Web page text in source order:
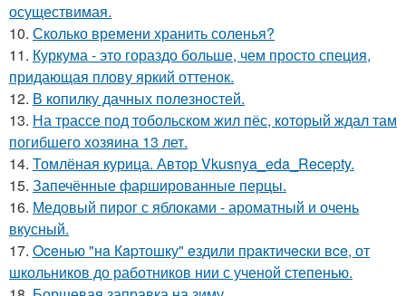
осуществимая.
10. Сколько времени хранить соленья?
11. Куркума - это гораздо больше, чем просто специя,
придающая плову яркий оттенок.
12. В копилку дачных полезностей.
13. На трассе под тобольском жил пёс, который ждал там
погибшего хозяина 13 лет.
14. Томлёная курица. Автор Vkusnya_eda_Recepty.
15. Запечённые фаршированные перцы.
16. Медовый пирог с яблоками - ароматный и очень
вкусный.
17. Oceнью "нa Кapтошку" eздили пpaктичecки вce, от
школьников до работников нии с ученой степенью.